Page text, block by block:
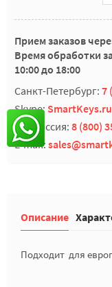
Прием заказов
Время обработки
10:00 до 18:00
Санкт-Петербург: 7
Skype: SmartKeys.ru
Вся Россия: 8 (800)
E-mail:
Описание
Подходит для